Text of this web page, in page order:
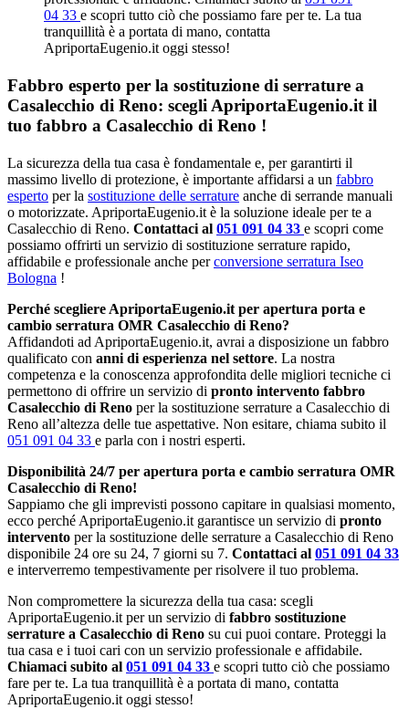
04 33 e scopri tutto ciò che possiamo fare per te. La tua
tranquillità è a portata di mano, contatta
ApriportaEugenio.it oggi stesso!
Fabbro esperto per la sostituzione di serrature a
Casalecchio di Reno: scegli ApriportaEugenio.it il
tuo fabbro a Casalecchio di Reno !
La sicurezza della tua casa è fondamentale e, per garantirti il
massimo livello di protezione, è importante affidarsi a un fabbro
esperto per la sostituzione delle serrature anche di serrande manuali
o motorizzate. ApriportaEugenio.it è la soluzione ideale per te a
Casalecchio di Reno. Contattaci al 051 091 04 33 e scopri come
possiamo offrirti un servizio di sostituzione serrature rapido,
affidabile e professionale anche perconversione serratura Iseo
Bologna !
Perché scegliere ApriportaEugenio.it per apertura porta e
cambio serratura OMR Casalecchio di Reno?
Affidandoti ad ApriportaEugenio.it, avrai a disposizione un fabbro
qualificato con anni di esperienza nel settore. La nostra
competenza e la conoscenza approfondita delle migliori tecniche ci
permettono di offrire un servizio di pronto intervento fabbro
Casalecchio di Reno per la sostituzione serrature a Casalecchio di
Reno all’altezza delle tue aspettative. Non esitare, chiama subito il
051 091 04 33 e parla con i nostri esperti.
Disponibilità 24/7 per apertura porta e cambio serratura OMR
Casalecchio di Reno!
Sappiamo che gli imprevisti possono capitare in qualsiasi momento,
ecco perché ApriportaEugenio.it garantisce un servizio di pronto
intervento per la sostituzione delle serrature a Casalecchio di Reno
disponibile 24 ore su 24, 7 giorni su 7. Contattaci al 051 091 04 33
e interverremo tempestivamente per risolvere il tuo problema.
Non compromettere la sicurezza della tua casa: scegli
ApriportaEugenio.it per un servizio di fabbro sostituzione
serrature a Casalecchio di Reno su cui puoi contare. Proteggi la
tua casa e i tuoi cari con un servizio professionale e affidabile.
Chiamaci subito al 051 091 04 33 e scopri tutto ciò che possiamo
fare per te. La tua tranquillità è a portata di mano, contatta
ApriportaEugenio.it oggi stesso!